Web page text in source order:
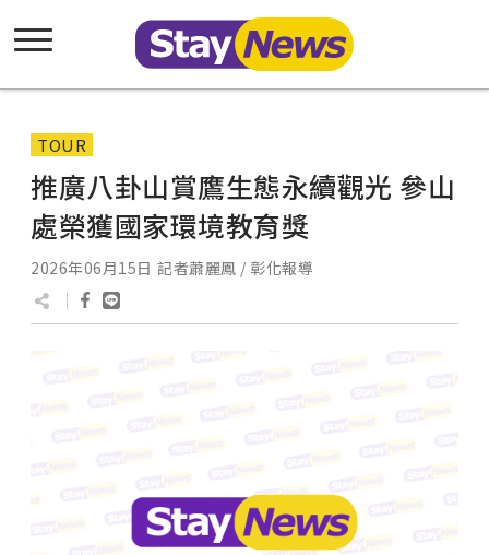
TOUR
推廣八卦山賞鷹生態永續觀光 參山
處榮獲國家環境教育獎
2026年06月15日 記者蕭麗鳳 / 彰化報導